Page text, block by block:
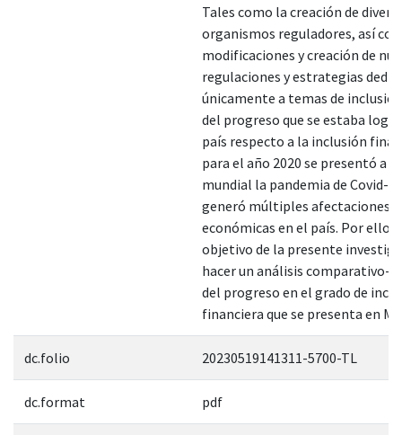
Tales como la creación de
organismos reguladores, así
modificaciones y creación de
regulaciones y estrategias
únicamente a temas de
del progreso que se estaba
país respecto a la inclusión
para el año 2020 se presentó a
mundial la pandemia de Covid-
generó múltiples afectaciones
económicas en el país. Por ello
objetivo de la presente
hacer un análisis comparativo-
del progreso en el grado de
financiera que se presenta en
dc.folio 20230519141311-5700-TL
dc.format pdf